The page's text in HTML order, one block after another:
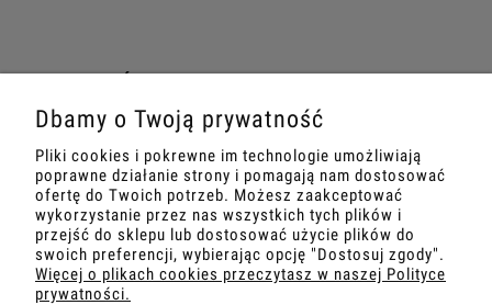
TWOJE ZAMÓWIENIE
INFORMACJE
MARKETING
SZKOLENIA
Dbamy o Twoją prywatność
Pliki cookies i pokrewne im technologie umożliwiają
poprawne działanie strony i pomagają nam dostosować
ofertę do Twoich potrzeb. Możesz zaakceptować
wykorzystanie przez nas wszystkich tych plików i
przejść do sklepu lub dostosować użycie plików do
swoich preferencji, wybierając opcję "Dostosuj zgody".
Więcej o plikach cookies przeczytasz w naszej Polityce
prywatności.